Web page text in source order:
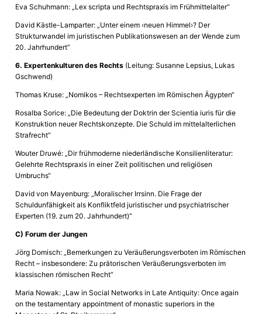
Eva Schuhmann: „Lex scripta und Rechtspraxis im Frühmittelalter“
David Kästle-Lamparter: „Unter einem ‹neuen Himmel›? Der
Strukturwandel im juristischen Publikationswesen an der Wende zum
20. Jahrhundert“
6. Expertenkulturen des Rechts (Leitung: Susanne Lepsius, Lukas
Gschwend)
Thomas Kruse: „Nomikos – Rechtsexperten im Römischen Ägypten“
Rosalba Sorice: „Die Bedeutung der Doktrin der Scientia iuris für die
Konstruktion neuer Rechtskonzepte. Die Schuld im mittelalterlichen
Strafrecht“
Wouter Druwé: „Dir frühmoderne niederländische Konsilienliteratur:
Gelehrte Rechtspraxis in einer Zeit politischen und religiösen
Umbruchs“
David von Mayenburg: „Moralischer Irrsinn. Die Frage der
Schuldunfähigkeit als Konfliktfeld juristischer und psychiatrischer
Experten (19. zum 20. Jahrhundert)“
C) Forum der Jungen
Jörg Domisch: „Bemerkungen zu Veräußerungsverboten im Römischen
Recht – insbesondere: Zu prätorischen Veräußerungsverboten im
klassischen römischen Recht“
Maria Nowak: „Law in Social Networks in Late Antiquity: Once again
on the testamentary appointment of monastic superiors in the